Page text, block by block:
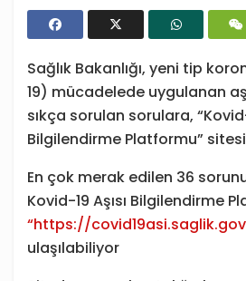
Sağlık Bakanlığı, yeni tip
19) mücadelede uygulanan
sıkça sorulan sorulara, “Kovid-
Bilgilendirme Platformu”
En çok merak edilen 36
Kovid-19 Aşısı Bilgilendirme
“https://
ulaşılabiliyor